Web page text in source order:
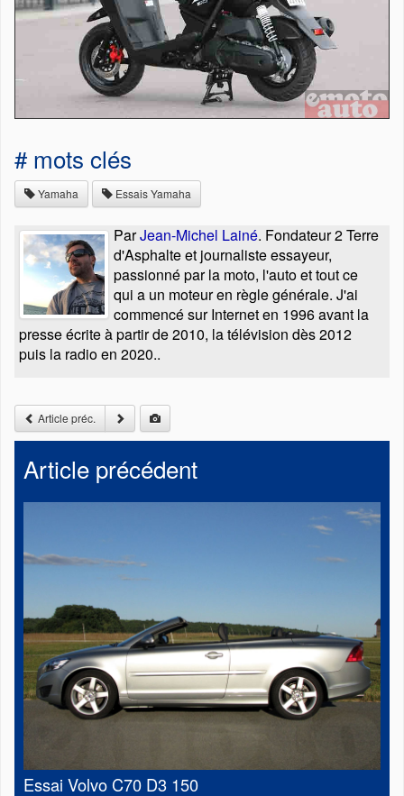
# mots clés
Yamaha Essais Yamaha
ParJean-Michel Lainé. Fondateur 2 Terre
d'Asphalte et journaliste essayeur,
passionné par la moto, l'auto et tout ce
qui a un moteur en règle générale. J'ai
commencé sur Internet en 1996 avant la
presse écrite à partir de 2010, la télévision dès 2012
puis la radio en 2020..
Article préc.
Article précédent
Essai Volvo C70 D3 150